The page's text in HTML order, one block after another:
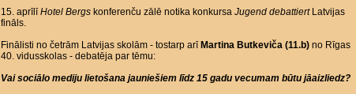
15. aprīlīHotel Bergs konferenču zālē notika konkursa Jugend debattiertLatvijas
fināls.
Finālisti no četrām Latvijas skolām - tostarp arī Martina Butkeviča (11.b) no Rīgas
40. vidusskolas - debatēja par tēmu:
Vai sociālo mediju lietošana jauniešiem līdz 15 gadu vecumam būtu jāaizliedz?